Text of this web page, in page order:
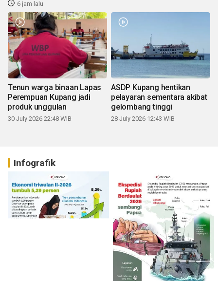
6 jam lalu
Tenun warga binaan Lapas
Perempuan Kupang jadi
produk unggulan
30 July 2026 22:48 WIB
ASDP Kupang hentikan
pelayaran sementara akibat
gelombang tinggi
28 July 2026 12:43 WIB
Infografik